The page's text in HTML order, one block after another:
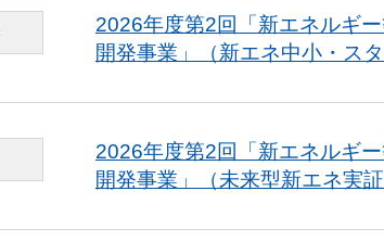
2026年度第2回「新エネルギ
開発事業」（新エネ中小・ス
2026年度第2回「新エネルギ
開発事業」（未来型新エネ実